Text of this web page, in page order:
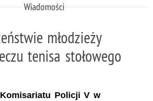
Wiadomości
młodzieży
tenisa stołowego
Policji V w